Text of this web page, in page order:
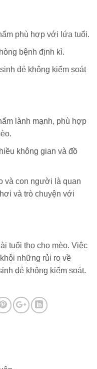
phù hợp với lứa tuổi.
bệnh định kì.
đẻ không kiểm soát
lành mạnh, phù hợp
không gian và đồ
và con người là quan
và trò chuyện với
tuổi thọ cho mèo. Việc
những rủi ro về
đẻ không kiểm soát.